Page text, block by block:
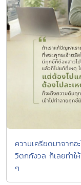
ความเครียดมาจาก
วิตกกังวล ก็เลยทำใ
ๆ